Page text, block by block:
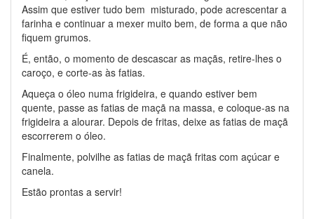
Assim que estiver tudo bem misturado, pode acrescentar a
farinha e continuar a mexer muito bem, de forma a que não
fiquem grumos.
É, então, o momento de descascar as maçãs, retire-lhes o
caroço, e corte-as às fatias.
Aqueça o óleo numa frigideira, e quando estiver bem
quente, passe as fatias de maçã na massa, e coloque-as na
frigideira a alourar. Depois de fritas, deixe as fatias de maçã
escorrerem o óleo.
Finalmente, polvilhe as fatias de maçã fritas com açúcar e
canela.
Estão prontas a servir!